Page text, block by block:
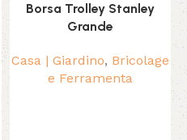
Borsa Trolley Stanley
Grande
Casa | Giardino, Bricolage
e Ferramenta